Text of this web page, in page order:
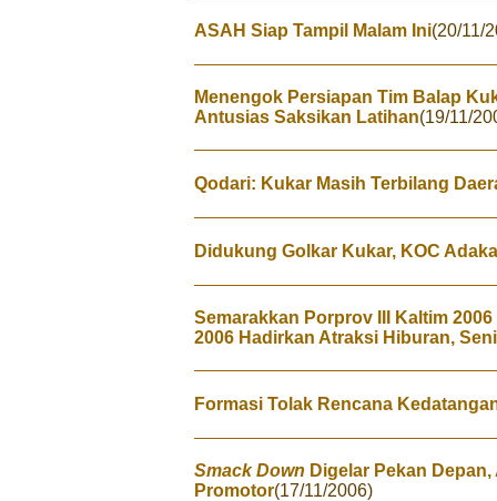
ASAH Siap Tampil Malam Ini(20/11/
Menengok Persiapan Tim Balap
Antusias Saksikan Latihan(19/11/
Qodari: Kukar Masih Terbilang
Didukung Golkar Kukar, KOC
Semarakkan Porprov III Kaltim
2006 Hadirkan Atraksi Hiburan,
Formasi Tolak Rencana
Smack Down Digelar Pekan
Promotor(17/11/2006)